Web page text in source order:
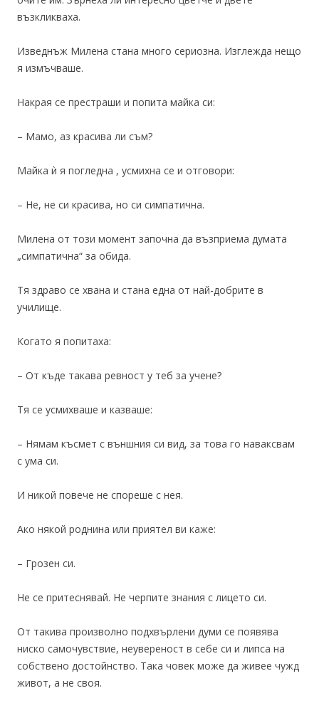
възкликваха.
Изведнъж Милена стана много сериозна. Изглежда нещо
я измъчваше.
Накрая се престраши и попита майка си:
– Мамо, аз красива ли съм?
Майка ѝ я погледна , усмихна се и отговори:
– Не, не си красива, но си симпатична.
Милена от този момент започна да възприема думата
„симпатична“ за обида.
Тя здраво се хвана и стана една от най-добрите в
училище.
Когато я попитаха:
– От къде такава ревност у теб за учене?
Тя се усмихваше и казваше:
– Нямам късмет с външния си вид, за това го наваксвам
с ума си.
И никой повече не спореше с нея.
Ако някой роднина или приятел ви каже:
– Грозен си.
Не се притеснявай. Не черпите знания с лицето си.
От такива произволно подхвърлени думи се появява
ниско самочувствие, неувереност в себе си и липса на
собствено достойнство. Така човек може да живее чужд
живот, а не своя.